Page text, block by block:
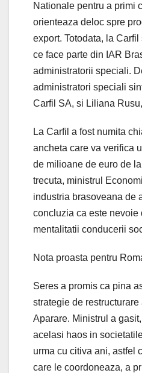
Nationale pentru a primi
orienteaza deloc spre
export. Totodata, la
ce face parte din IAR
administratorii speciali.
administratori speciali
Carfil SA, si Liliana
La Carfil a fost numita
ancheta care va verifica
de milioane de euro de
trecuta, ministrul
industria brasoveana de
concluzia ca este nevoie
mentalitatii conducerii
Nota proasta pentru
Seres a promis ca pina
strategie de
Aparare. Ministrul a
acelasi haos in
urma cu citiva ani, astfel
care le coordoneaza, a